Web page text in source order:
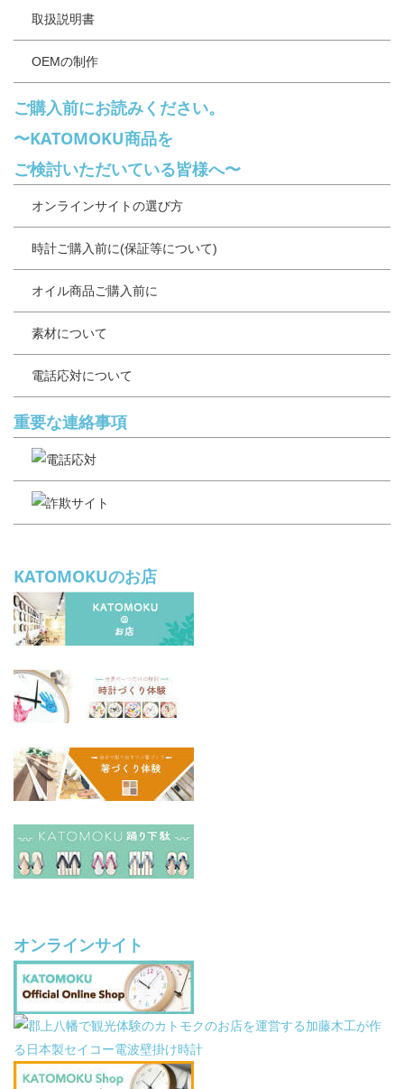
取扱説明書
OEMの制作
ご購入前にお読みください。
〜KATOMOKU商品を
ご検討いただいている皆様へ〜
オンラインサイトの選び方
時計ご購入前に(保証等について)
オイル商品ご購入前に
素材について
電話応対について
重要な連絡事項
KATOMOKUのお店
オンラインサイト